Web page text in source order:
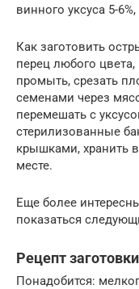
винного уксуса 5-
Как заготовить
перец любого
промыть, срезать
семенами через
перемешать с
стерилизованные
крышками, хранить
месте.
Еще более
показаться
Рецепт
Понадобится: